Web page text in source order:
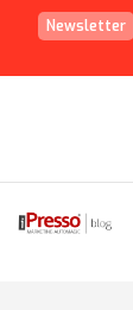
Newsletter